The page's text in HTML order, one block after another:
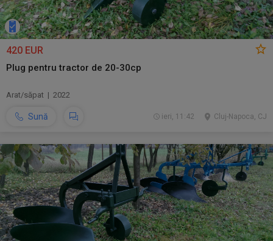
420 EUR
Plug pentru tractor de 20-30cp
Arat/săpat | 2022
Sună Cluj-Napoca, CJ
ieri, 11:42